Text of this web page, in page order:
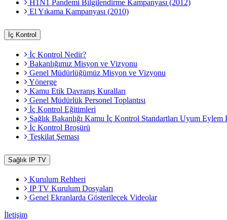
H1N1 Pandemi Bilgilendirme Kampanyası (2012)
El Yıkama Kampanyası (2010)
İç Kontrol
İç Kontrol Nedir?
Bakanlığımız Misyon ve Vizyonu
Genel Müdürlüğümüz Misyon ve Vizyonu
Yönerge
Kamu Etik Davranış Kuralları
Genel Müdürlük Personel Toplantısı
İç Kontrol Eğitimleri
Sağlık Bakanlığı Kamu İç Kontrol Standartları Uyum Eylem
İç Kontrol Broşürü
Teşkilat Şeması
Sağlık IP TV
Kurulum Rehberi
IP TV Kurulum Dosyaları
Genel Ekranlarda Gösterilecek Videolar
İletişim